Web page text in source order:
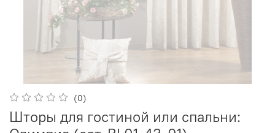
(0)
Шторы для гостиной или спальни: